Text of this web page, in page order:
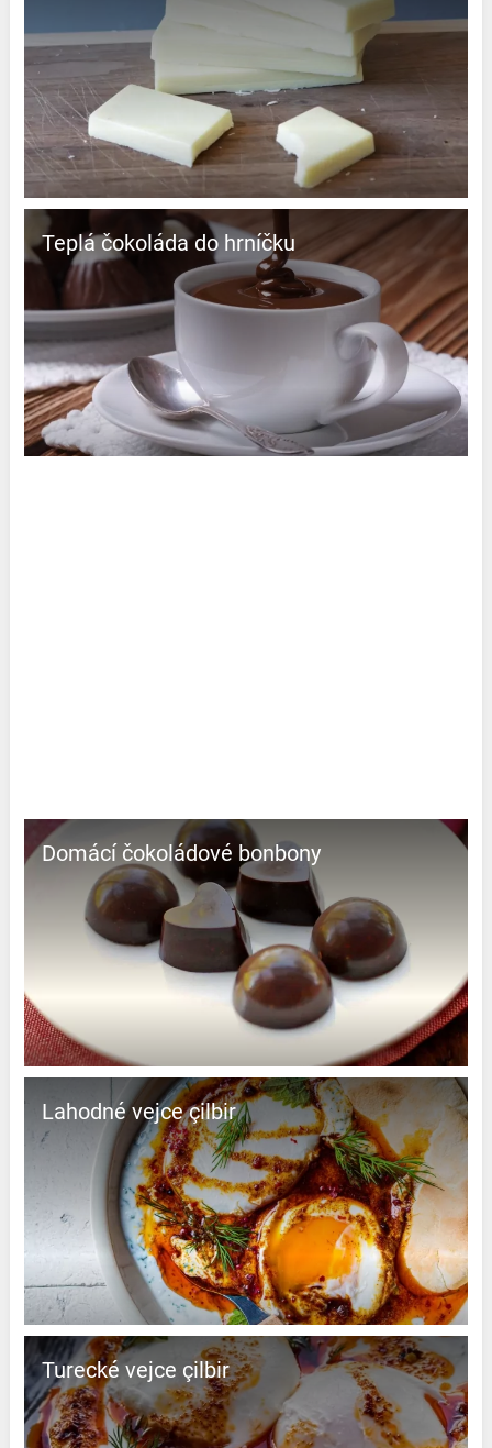
Teplá čokoláda do hrníčku
Domácí čokoládové bonbony
Lahodné vejce çilbir
Turecké vejce çilbir